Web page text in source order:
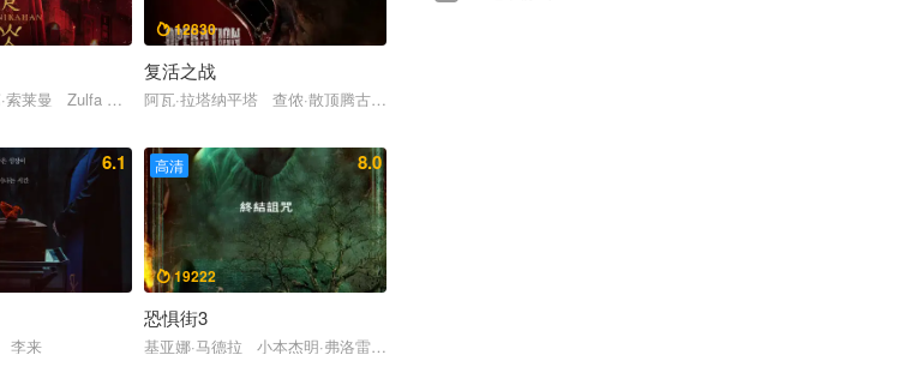
博夫斯基
索莱曼 Zulfa Maharani Jourdy Pranata Brigitta Cynthia
12830
复活之战
阿瓦·拉塔纳平塔 查侬·散顶腾古 渡边信
黄梓乐
6.1
李来
高清 8.0
19222
恐惧街3
基亚娜·马德拉 小本杰明·弗洛雷斯 兰德尔·P·海文斯 马修·祖克 弗莱德·赫钦格